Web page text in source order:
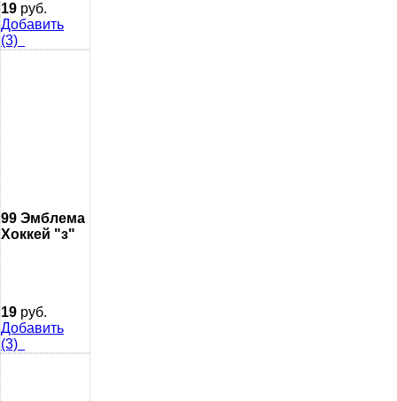
19 руб.
Добавить
(3)
99 Эмблема
Хоккей "з"
19 руб.
Добавить
(3)